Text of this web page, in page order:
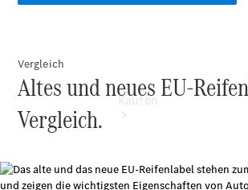
Kaufen
Vergleich
Altes und neues EU-
Vergleich.